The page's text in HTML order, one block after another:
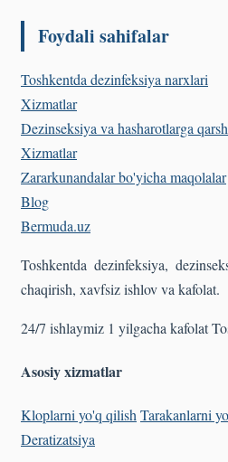
Foydali sahifalar
Toshkentda dezinfeksiya narxlari
Xizmatlar
Dezinseksiya va hasharotlarga
Xizmatlar
Zararkunandalar bo'yicha maqolalar
Blog
Bermuda.uz
Toshkentda dezinfeksiya,
chaqirish, xavfsiz ishlov va kafolat.
24/7 ishlaymiz 1 yilgacha kafolat
Asosiy xizmatlar
Kloplarni yo'q qilish Tarakanlarni
Deratizatsiya